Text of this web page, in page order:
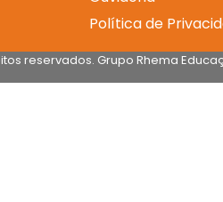
Política de
reservados. Grupo Rhema